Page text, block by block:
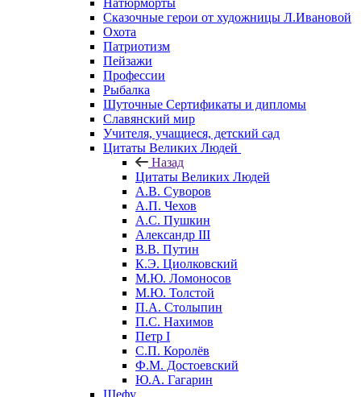
Натюрморты
Сказочные герои от художницы Л.Ивановой
Охота
Патриотизм
Пейзажи
Профессии
Рыбалка
Шуточные Сертификаты и дипломы
Славянский мир
Учителя, учащиеся, детский сад
Цитаты Великих Людей
Назад
Цитаты Великих Людей
А.В. Суворов
А.П. Чехов
А.С. Пушкин
Александр III
В.В. Путин
К.Э. Циолковский
М.Ю. Ломоносов
М.Ю. Толстой
П.А. Столыпин
П.С. Нахимов
Петр I
С.П. Королёв
Ф.М. Достоевский
Ю.А. Гагарин
Шефу